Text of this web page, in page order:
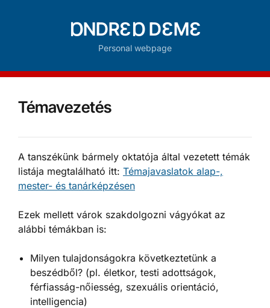
ⱰNDRƐⱰ DƐMƐ
Personal webpage
Témavezetés
A tanszékünk bármely oktatója által vezetett témák
listája megtalálható itt: Témajavaslatok alap-,
mester- és tanárképzésen
Ezek mellett várok szakdolgozni vágyókat az
alábbi témákban is:
Milyen tulajdonságokra következtetünk a
beszédből? (pl. életkor, testi adottságok,
férfiasság-nőiesség, szexuális orientáció,
intelligencia)